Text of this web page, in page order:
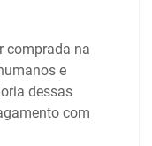
comprada na
e
dessas
com